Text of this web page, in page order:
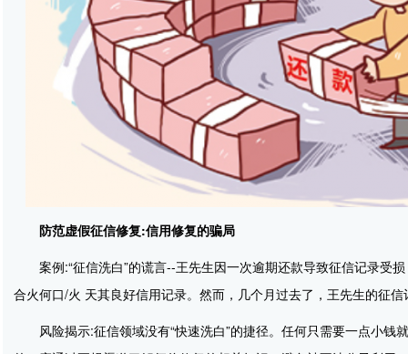
防范虚假征信修复:信用修复的骗局
案例:“征信洗白”的谎言--王先生因一次逾期还款导致征信记录受
合火何口/火 天其良好信用记录。然而，几个月过去了，王先生的征
风险揭示:征信领域没有“快速洗白”的捷径。任何只需要一点小